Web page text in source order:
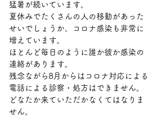
猛暑が続いています。
夏休みでたくさんの人の移動があった
せいでしょうか、コロナ感染も非常に
増えています。
ほとんど毎日のように誰か彼か感染の
連絡があります。
残念ながら8月からはコロナ対応による
電話による診察・処方はできません。
どなたか来ていただかなくてはなりま
せん。